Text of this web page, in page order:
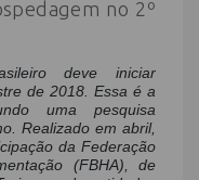
deve iniciar
de 2018. Essa é a
uma pesquisa
Realizado em abril,
da Federação
(FBHA), de